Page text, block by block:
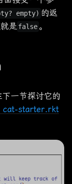
empty) 的返
是 false 。
一节探讨它的
cat-starter.rkt